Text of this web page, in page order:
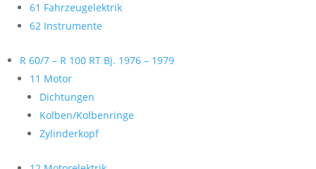
61 Fahrzeugelektrik
62 Instrumente
R 60/7 – R 100 RT Bj. 1976 – 1979
11 Motor
Dichtungen
Kolben/Kolbenringe
Zylinderkopf